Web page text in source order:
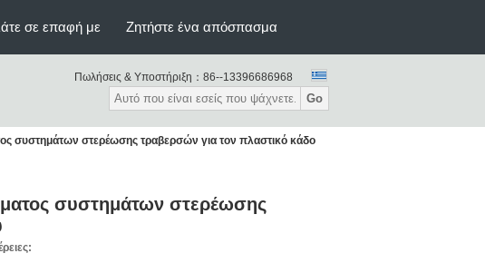
σε επαφή με Ζητήστε ένα απόσπασμα
Πωλήσεις & Υποστήριξη： 86--13396686968
Go
συστημάτων στερέωσης τραβερσών για τον πλαστικό κάδο
συστημάτων στερέωσης